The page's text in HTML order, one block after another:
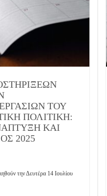
ΤΟΥ
ΠΟΛΙΤΙΚΉ:
ΚΑΙ
2025
την Δευτέρα 14 Ιουλίου